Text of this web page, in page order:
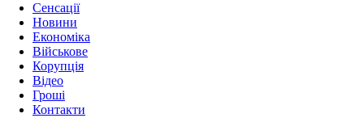
Сенсації
Новини
Економіка
Військове
Корупція
Відео
Гроші
Контакти